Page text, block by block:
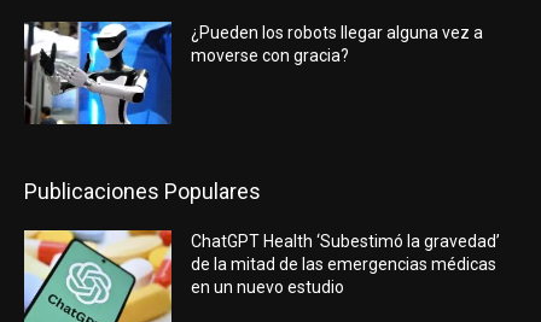
¿Pueden los robots llegar alguna vez a
moverse con gracia?
Publicaciones Populares
ChatGPT Health ‘Subestimó la gravedad’
de la mitad de las emergencias médicas
en un nuevo estudio